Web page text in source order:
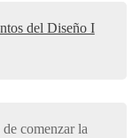
del Diseño I
comenzar la